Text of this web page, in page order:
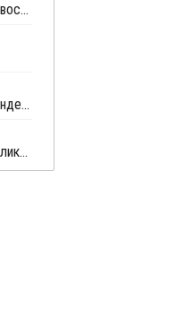
Рынок АБС-пластика показывает проблески восстановления на фоне избыточного предложения
Азиатский рынок АБС-пластиков сохранит тенденцию роста цен в апреле
MEGlobal возобновила производство этиленгликоля в Канаде после ремонта